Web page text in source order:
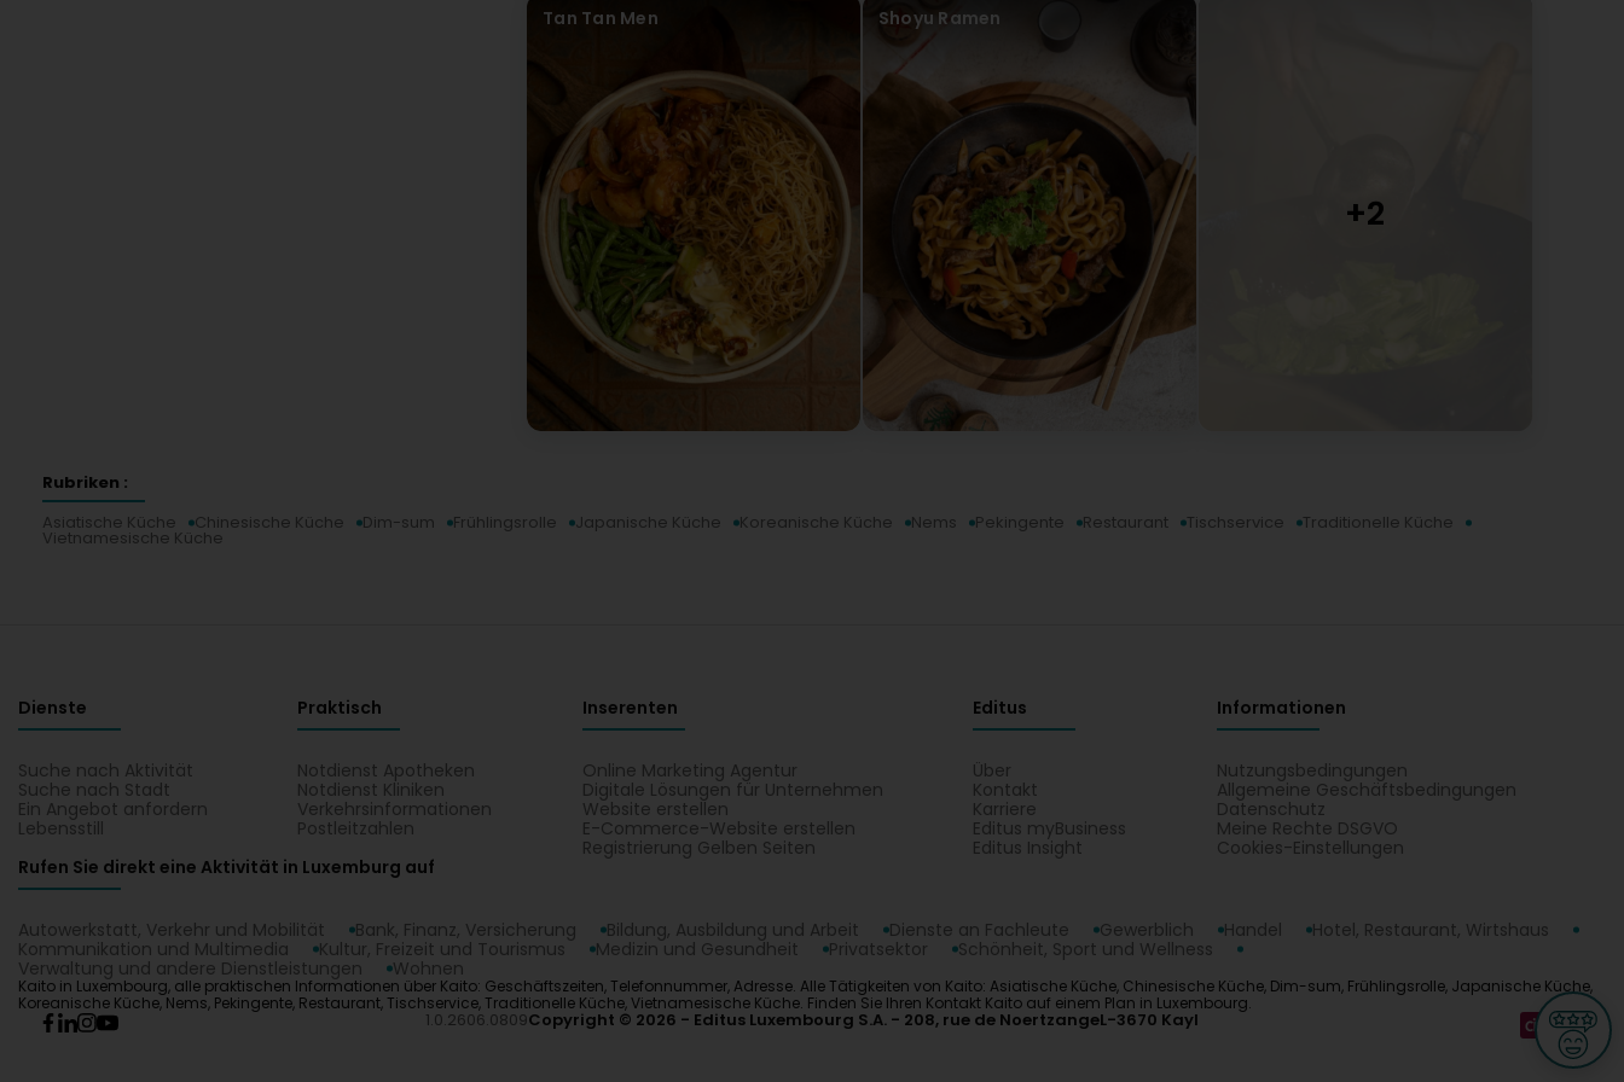
Tan Tan Men Shoyu Ramen
Rubriken :
Asiatische Küche
Chinesische Küche Dim-sum Frühlingsrolle Japanische Küche Koreanische Küche Nems Pekingente Restaurant Tischservice Traditionelle Küche
Vietnamesische Küche
Dienste
Suche nach Aktivität
Suche nach Stadt
Ein Angebot anfordern
Lebensstill
Praktisch
Notdienst Apotheken
Notdienst Kliniken
Verkehrsinformationen
Postleitzahlen
Inserenten
Online Marketing Agentur
Digitale Lösungen für Unternehmen
Website erstellen
E-Commerce-Website erstellen
Registrierung Gelben Seiten
Editus
Über
Kontakt
Karriere
Editus myBusiness
Editus Insight
Informationen
Nutzungsbedingungen
Allgemeine Geschäftsbedingungen
Datenschutz
Meine Rechte DSGVO
Cookies-Einstellungen
Rufen Sie direkt eine Aktivität in Luxemburg auf
Autowerkstatt, Verkehr und Mobilität Bank, Finanz, Versicherung Bildung, Ausbildung und Arbeit Dienste an Fachleute Gewerblich Handel
Hotel, Restaurant, Wirtshaus
Kommunikation und Multimedia
Kultur, Freizeit und Tourismus Medizin und Gesundheit Privatsektor
Schönheit, Sport und Wellness
Verwaltung und andere Dienstleistungen
Wohnen
Kaito in Luxembourg, alle praktischen Informationen über Kaito: Geschäftszeiten, Telefonnummer, Adresse. Alle Tätigkeiten von Kaito: Asiatische Küche, Chinesische Küche, Dim-sum, Frühlingsrolle, Japanische Küche,
Koreanische Küche, Nems, Pekingente, Restaurant, Tischservice, Traditionelle Küche, Vietnamesische Küche. Finden Sie Ihren Kontakt Kaito auf einem Plan in Luxembourg.
1.0.2606.0809Copyright © 2026 Editus Luxembourg S.A. 208, rue de NoertzangeL-3670 Kayl